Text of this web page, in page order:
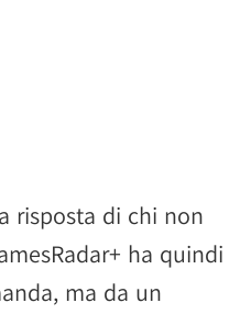
risposta di chi non
ha quindi
ma da un